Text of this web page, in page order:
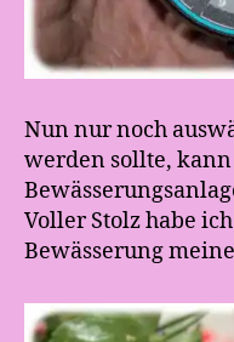
Nun nur noch
werden sollte,
Voller Stolz habe
Bewässerung